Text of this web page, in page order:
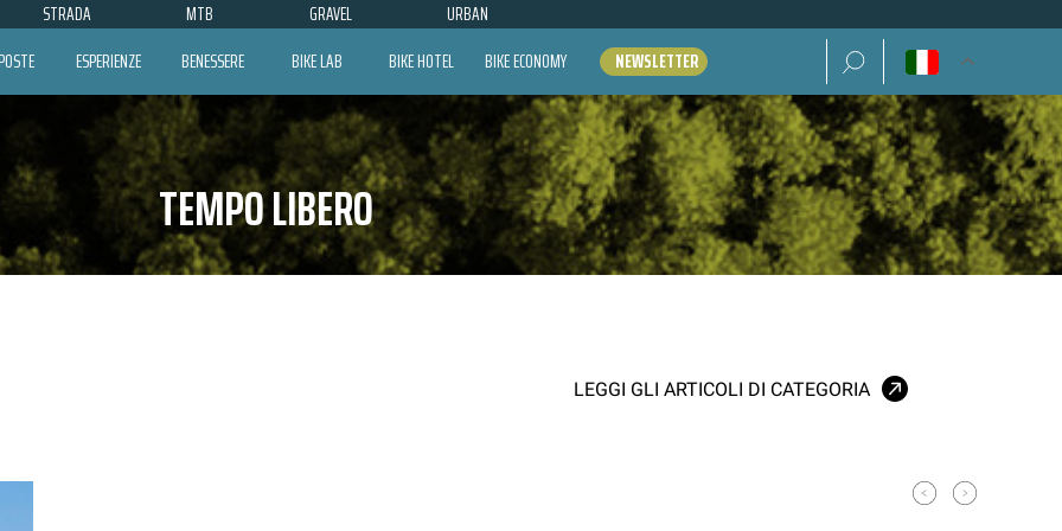
STRADA MTB GRAVEL URBAN
ESPERIENZE BENESSERE BIKE LAB BIKE HOTEL BIKE ECONOMY NEWSLETTER Ricerca per:
TEMPO LIBERO
LEGGI GLI ARTICOLI DI CATEGORIA